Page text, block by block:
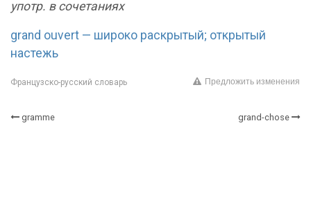
употр. в сочетаниях
grand ouvert — широко раскрытый; открытый
настежь
Французско-русский словарь Предложить изменения
gramme grand-chose